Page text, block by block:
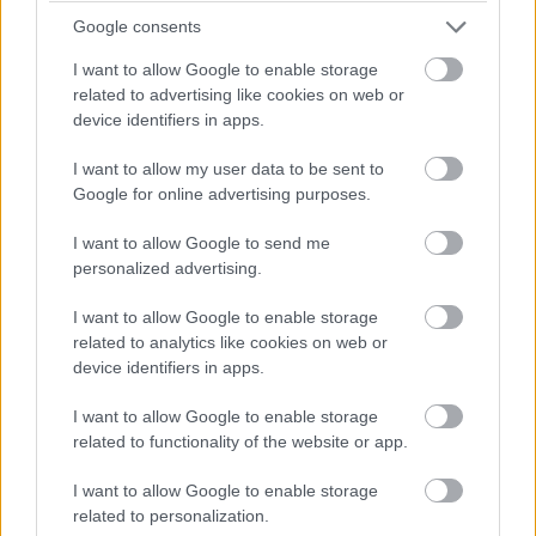
Google consents
I want to allow Google to enable storage
related to advertising like cookies on web or
device identifiers in apps.
I want to allow my user data to be sent to
Google for online advertising purposes.
I want to allow Google to send me
personalized advertising.
I want to allow Google to enable storage
related to analytics like cookies on web or
device identifiers in apps.
I want to allow Google to enable storage
related to functionality of the website or app.
I want to allow Google to enable storage
related to personalization.
A Pro-modellek állítólag egy vadonatúj, 48 megapixeles
telefotó kamerával igyekeznek majd kitűnni, ami ugyebár
4x nagyobb felbontást jelent, mint az alapmodellek 12
megapixeles elsődleges szenzora. Gurman emellett
sajnos egyetért azzal a korábbi pletykával, hogy az
iPhone 14-széria esetében csak a drágább Pro-
az alapmodellekben pedig az iPhone történetében
először maradni fog a tavalyi erőforrás, vagyis az iPhone
13-at is hajtó A14.
Bloombergszerzője végezetül azt sem tartja
műholdas kapcsolatis, ám ezt nem a normál hívásokhoz,
hanem csakis vészhelyzetben használhatjuk majd, ha
nincs térerő. A funkciót az Apple Watch is megkaphatja,
legkésőbb jövőre.